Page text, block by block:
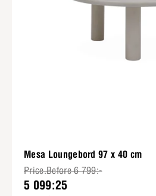
Mesa Loungebord 97 x 40 cm
Price.Before 6 799:-
5 099:25